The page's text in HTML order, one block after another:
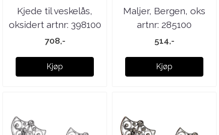
Kjede til veskelås,
oksidert artnr: 398100
708,-
Kjøp
Maljer, Bergen, oks
artnr: 285100
514,-
Kjøp